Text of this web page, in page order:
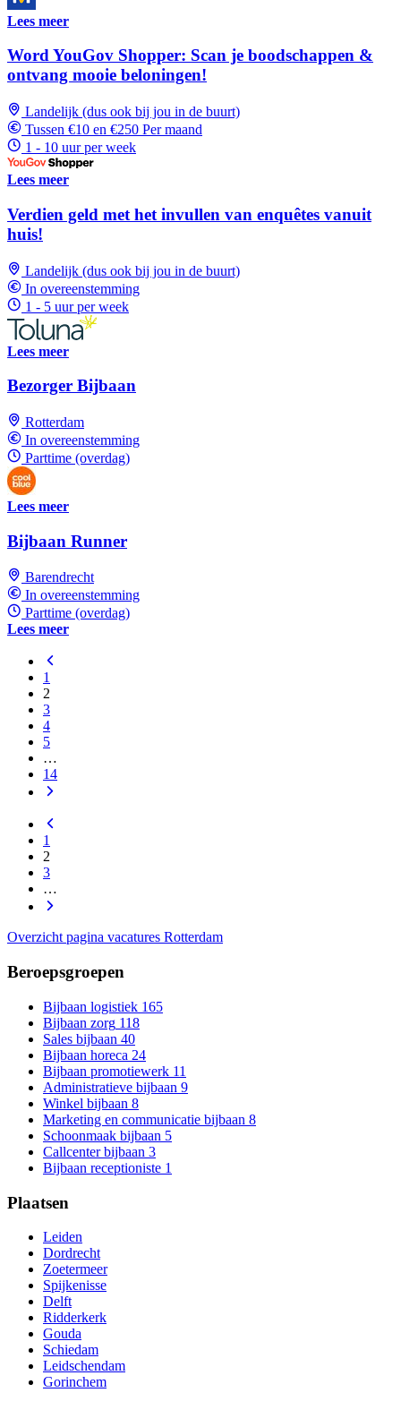
Lees meer
Word YouGov Shopper: Scan je boodschappen &
ontvang mooie beloningen!
Landelijk (dus ook bij jou in de buurt)
Tussen €10 en €250 Per maand
1 - 10 uur per week
Lees meer
Verdien geld met het invullen van enquêtes vanuit
huis!
Landelijk (dus ook bij jou in de buurt)
In overeenstemming
1 - 5 uur per week
Lees meer
Bezorger Bijbaan
Rotterdam
In overeenstemming
Parttime (overdag)
Lees meer
Bijbaan Runner
Barendrecht
In overeenstemming
Parttime (overdag)
Lees meer
1
2
3
4
5
…
14
1
2
3
…
Overzicht pagina vacatures Rotterdam
Beroepsgroepen
Bijbaan logistiek 165
Bijbaan zorg 118
Sales bijbaan 40
Bijbaan horeca 24
Bijbaan promotiewerk 11
Administratieve bijbaan 9
Winkel bijbaan 8
Marketing en communicatie bijbaan 8
Schoonmaak bijbaan 5
Callcenter bijbaan 3
Bijbaan receptioniste 1
Plaatsen
Leiden
Dordrecht
Zoetermeer
Spijkenisse
Delft
Ridderkerk
Gouda
Schiedam
Leidschendam
Gorinchem